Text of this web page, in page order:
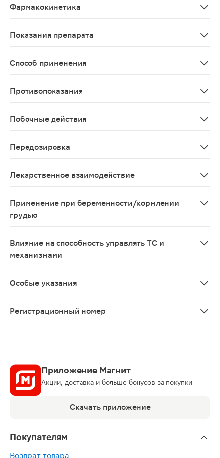
Фармакокинетика
Показания препарата
Способ применения
Противопоказания
Побочные действия
Передозировка
Лекарственное взаимодействие
Применение при беременности/кормлении
грудью
Влияние на способность управлять ТС и
механизмами
Особые указания
Регистрационный номер
Приложение Магнит
Акции, доставка и больше бонусов за покупки
Скачать приложение
Покупателям
Возврат товара